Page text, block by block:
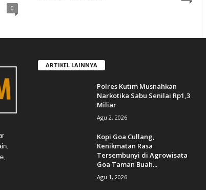
0
ARTIKEL LAINNYA
Polres Kutim Musnahkan
Narkotika Sabu Senilai Rp1,3
Miliar
Agu 2, 2026
Kopi Goa Cullang,
Kenikmatan Rasa
Tersembunyi di Agrowisata
Goa Taman Buah...
Agu 1, 2026